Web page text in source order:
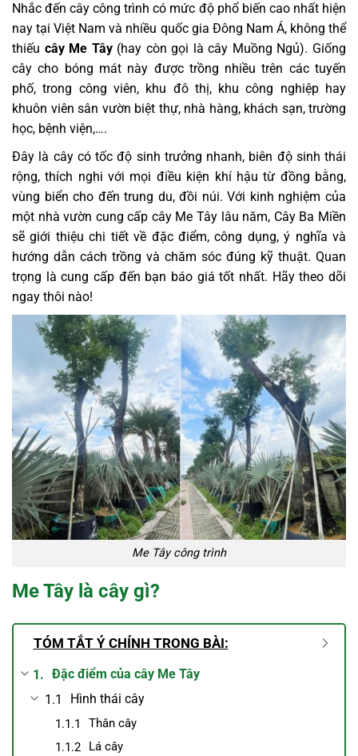
Nhắc đến cây công trình có mức độ phổ biến cao nhất hiện
nay tại Việt Nam và nhiều quốc gia Đông Nam Á, không thể
thiếu cây Me Tây (hay còn gọi là cây Muồng Ngủ). Giống
cây cho bóng mát này được trồng nhiều trên các tuyến
phố, trong công viên, khu đô thị, khu công nghiệp hay
khuôn viên sân vườn biệt thự, nhà hàng, khách sạn, trường
học, bệnh viện,….
Đây là cây có tốc độ sinh trưởng nhanh, biên độ sinh thái
rộng, thích nghi với mọi điều kiện khí hậu từ đồng bằng,
vùng biển cho đến trung du, đồi núi. Với kinh nghiệm của
một nhà vườn cung cấp cây Me Tây lâu năm, Cây Ba Miền
sẽ giới thiệu chi tiết về đặc điểm, công dụng, ý nghĩa và
hướng dẫn cách trồng và chăm sóc đúng kỹ thuật. Quan
trọng là cung cấp đến bạn báo giá tốt nhất. Hãy theo dõi
ngay thôi nào!
Me Tây công trình
Me Tây là cây gì?
TÓM TẮT Ý CHÍNH TRONG BÀI:
Đặc điểm của cây Me Tây
Hình thái cây
Thân cây
Lá cây